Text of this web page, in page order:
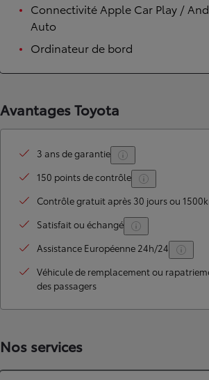
Connectivité Apple Car Play /
Auto
Ordinateur de bord
Avantages Toyota
3 ans de garantie
150 points de contrôle
Contrôle gratuit après 30 jours ou
Satisfait ou échangé
Assistance Européenne 24h/24
Véhicule de remplacement ou
des passagers
Nos services